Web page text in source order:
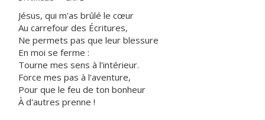
Jésus, qui m'as brûlé le cœur
Au carrefour des Écritures,
Ne permets pas que leur blessure
En moi se ferme :
Tourne mes sens à l'intérieur.
Force mes pas à l'aventure,
Pour que le feu de ton bonheur
À d'autres prenne !